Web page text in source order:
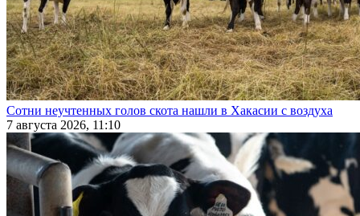
Сотни неучтенных голов скота нашли в Хакасии с воздуха
7 августа 2026, 11:10